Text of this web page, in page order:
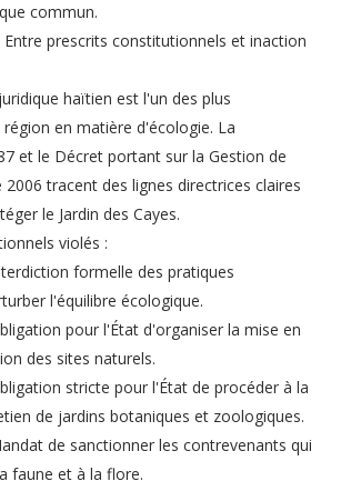
commun.
Entre prescrits constitutionnels et inaction
haïtien est l'un des plus
en matière d'écologie. La
et le Décret portant sur la Gestion de
tracent des lignes directrices claires
le Jardin des Cayes.
violés :
formelle des pratiques
l'équilibre écologique.
pour l'État d'organiser la mise en
des sites naturels.
stricte pour l'État de procéder à la
de jardins botaniques et zoologiques.
de sanctionner les contrevenants qui
faune et à la flore.